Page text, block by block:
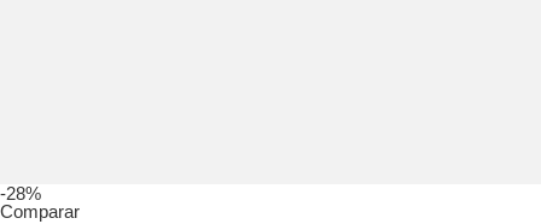
-28%
Comparar